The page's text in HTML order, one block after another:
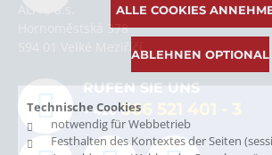
Hornoměstská 378
594 01 Velké Meziříčí
RUFEN SIE UNS
+ 420 566 521 401
Technische Cookies
notwendig für Webbetrieb
Festhalten des Kontextes der Seiten
ALLE COOKIES
ABLEHNEN OPTIONAL